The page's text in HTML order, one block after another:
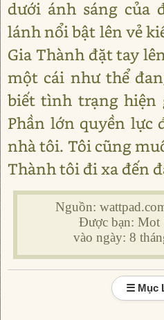
dưới ánh sáng của
lánh nổi bật lên vẻ
Gia Thành đặt tay
một cái như thể
biết tình trạng hiện
Phần lớn quyền lực
nhà tôi. Tôi cũng
Thành tôi đi xa đến
Nguồn:
Được bạn: Mot
vào ngày: 8
☰ Mục